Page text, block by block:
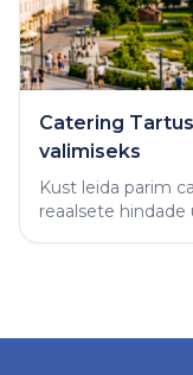
Catering
valimiseks
Kust leida parim
reaalsete hindade